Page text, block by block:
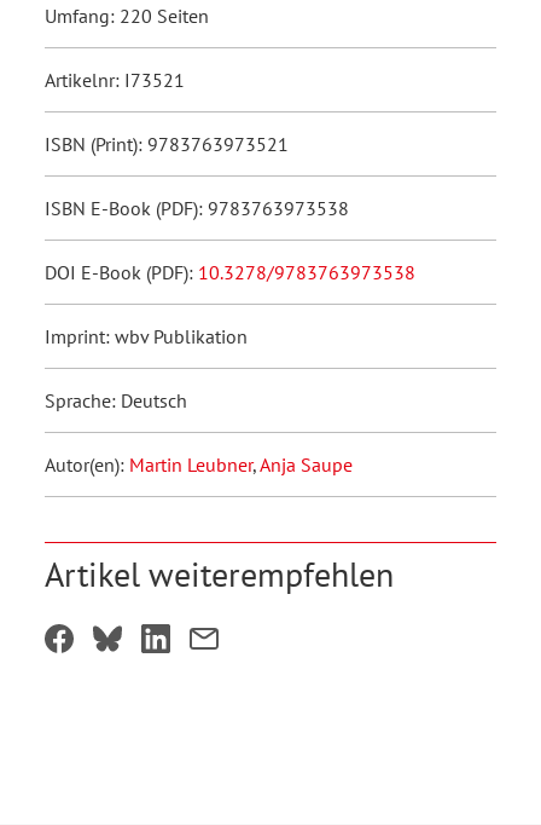
Umfang: 220 Seiten
Artikelnr: I73521
ISBN (Print): 9783763973521
ISBN E-Book (PDF): 9783763973538
DOI E-Book (PDF): 10.3278/9783763973538
Imprint: wbv Publikation
Sprache: Deutsch
Autor(en): Martin Leubner,Anja Saupe
Artikel weiterempfehlen